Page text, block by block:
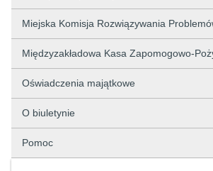
Miejska Komisja Rozwiązywania
Międzyzakładowa Kasa Zapomogowo-
Oświadczenia majątkowe
O biuletynie
Pomoc